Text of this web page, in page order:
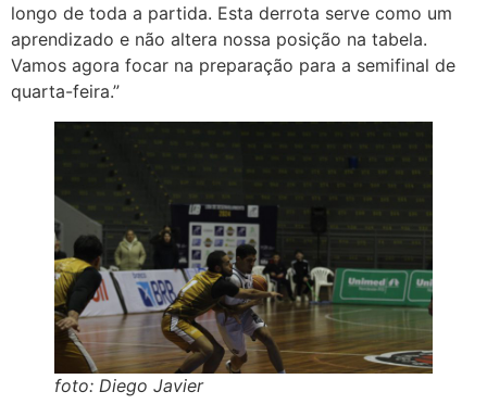
longo de toda a partida. Esta derrota serve como um
aprendizado e não altera nossa posição na tabela.
Vamos agora focar na preparação para a semifinal de
quarta-feira.”
foto: Diego Javier